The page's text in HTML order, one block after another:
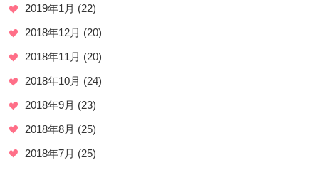
2019年1月 (22)
2018年12月 (20)
2018年11月 (20)
2018年10月 (24)
2018年9月 (23)
2018年8月 (25)
2018年7月 (25)